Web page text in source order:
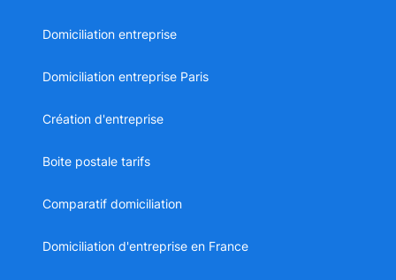
Domiciliation entreprise
Domiciliation entreprise Paris
Création d'entreprise
Boite postale tarifs
Comparatif domiciliation
Domiciliation d'entreprise en France